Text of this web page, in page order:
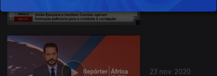
23 nov. 2020